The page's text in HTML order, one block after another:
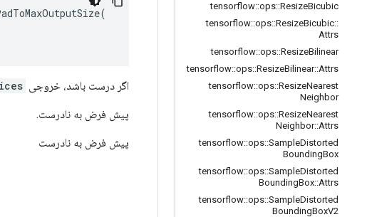
tensorflow::ops::ResizeBicubic
tensorflow::ops::ResizeBicubic::
Attrs
tensorflow::ops::ResizeBilinear
tensorflow::ops::ResizeBilinear::Attrs
tensorflow::ops::ResizeNearest
Neighbor
tensorflow::ops::ResizeNearest
Neighbor::Attrs
tensorflow::ops::SampleDistorted
BoundingBox
tensorflow::ops::SampleDistorted
BoundingBox::Attrs
tensorflow::ops::SampleDistorted
BoundingBoxV2
اگر درست باشد، خروجی
پیش فرض به نادرست.
پیش فرض به نادرست